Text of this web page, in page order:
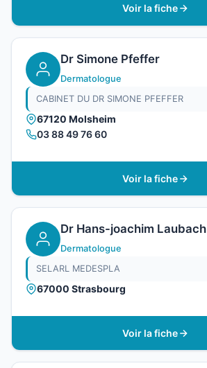
Voir la fiche
Dr Simone Pfeffer
Dermatologue
CABINET DU DR SIMONE PFEFFER
67120 Molsheim
03 88 49 76 60
Voir la fiche
Dr Hans-joachim Laubach
Dermatologue
SELARL MEDESPLA
67000 Strasbourg
Voir la fiche